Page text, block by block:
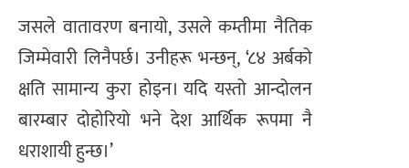
जसले वातावरण बनायो, उसले कम्तीमा नैतिक
जिम्मेवारी लिनैपर्छ। उनीहरू भन्छन्, ‘८४ अर्बको
क्षति सामान्य कुरा होइन। यदि यस्तो आन्दोलन
बारम्बार दोहोरियो भने देश आर्थिक रूपमा नै
धराशायी हुन्छ।’